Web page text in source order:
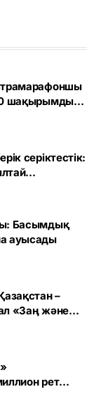
шақырымды
серіктестік:
бағалады
Басымдық
ауысады
–
«Заң және
міндетті
рет